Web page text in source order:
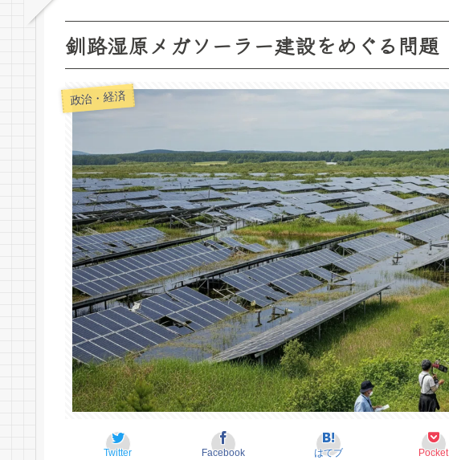
釧路湿原メガソーラー建設をめぐる問題
政治・経済
Twitter Facebook はてブ Pocket